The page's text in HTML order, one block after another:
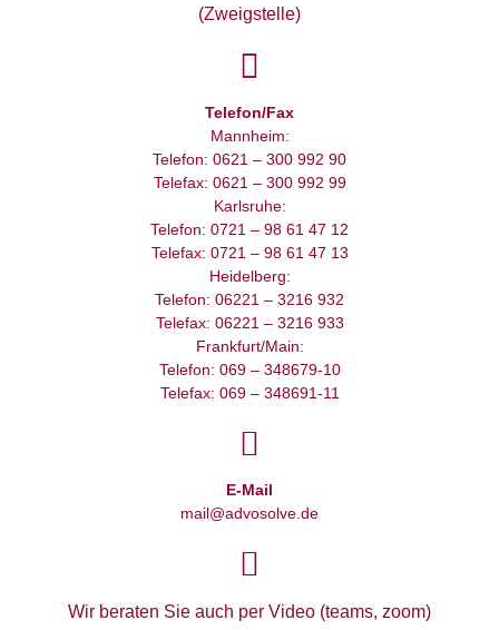
(Zweigstelle)
Telefon/Fax
Mannheim:
Telefon: 0621 – 300 992 90
Telefax: 0621 – 300 992 99
Karlsruhe:
Telefon: 0721 – 98 61 47 12
Telefax: 0721 – 98 61 47 13
Heidelberg:
Telefon: 06221 – 3216 932
Telefax: 06221 – 3216 933
Frankfurt/Main:
Telefon: 069 – 348679-10
Telefax: 069 – 348691-11
E-Mail
mail@advosolve.de
Wir beraten Sie auch per Video (teams, zoom)